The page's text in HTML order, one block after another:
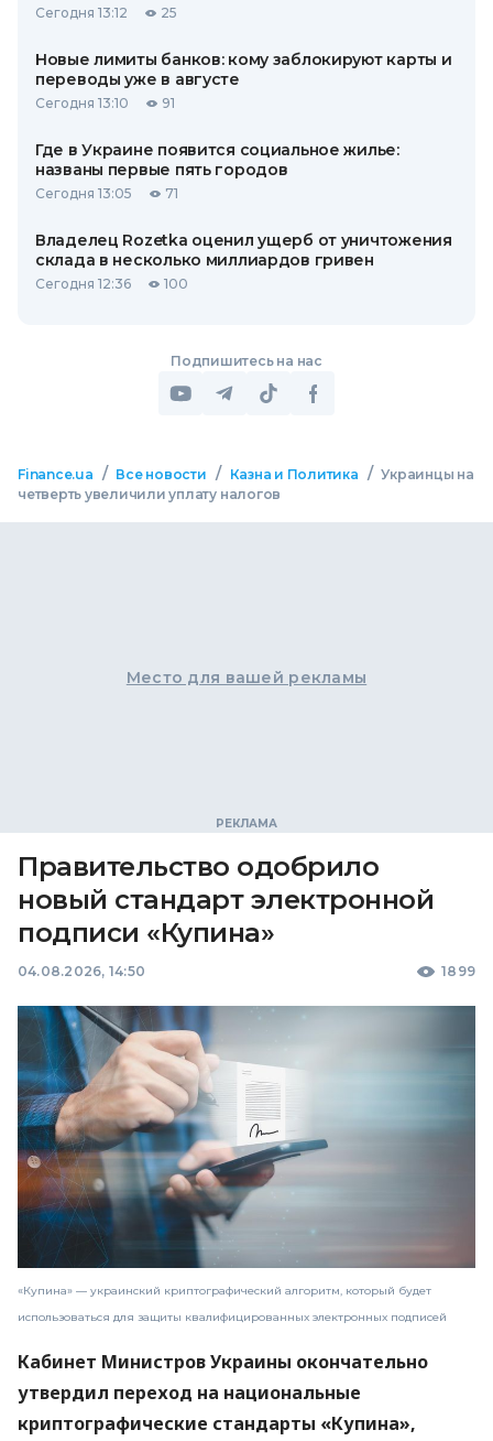
Сегодня 13:12 25
Новые лимиты банков: кому заблокируют карты и
переводы уже в августе
Сегодня 13:10 91
Где в Украине появится социальное жилье:
названы первые пять городов
Сегодня 13:05 71
Владелец Rozetka оценил ущерб от уничтожения
склада в несколько миллиардов гривен
Сегодня 12:36 100
Подпишитесь на нас
Finance.ua / Все новости / Казна и Политика / Украинцы на
четверть увеличили уплату налогов
Место для вашей рекламы
Правительство одобрило
новый стандарт электронной
подписи «Купина»
04.08.2026, 14:50 1899
«Купина» — украинский криптографический алгоритм, который будет
использоваться для защиты квалифицированных электронных подписей
Кабинет Министров Украины окончательно
утвердил переход на национальные
криптографические стандарты «Купина»,